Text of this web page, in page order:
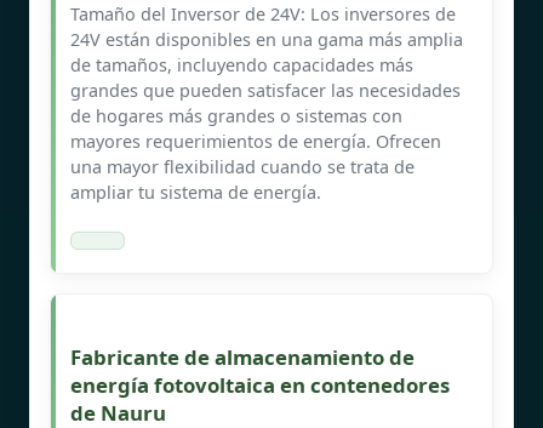
Tamaño del Inversor de 24V: Los inversores de
24V están disponibles en una gama más amplia
de tamaños, incluyendo capacidades más
grandes que pueden satisfacer las necesidades
de hogares más grandes o sistemas con
mayores requerimientos de energía. Ofrecen
una mayor flexibilidad cuando se trata de
ampliar tu sistema de energía.
Fabricante de almacenamiento de
energía fotovoltaica en contenedores
de Nauru